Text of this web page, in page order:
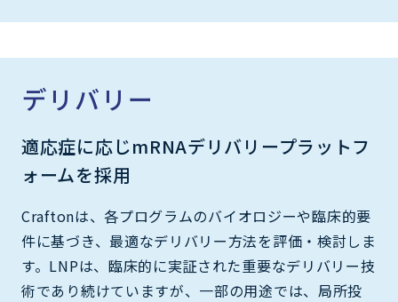
デリバリー
適応症に応じmRNAデリバリープラットフ
ォームを採用
Craftonは、各プログラムのバイオロジーや臨床的要
件に基づき、最適なデリバリー方法を評価・検討しま
す。LNPは、臨床的に実証された重要なデリバリー技
術であり続けていますが、一部の用途では、局所投